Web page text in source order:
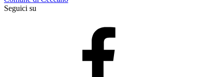
Seguici su